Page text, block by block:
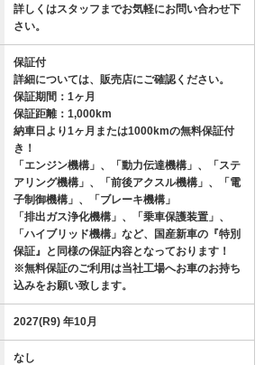
詳しくはスタッフまでお気軽にお問い合わせ下
さい。
保証付
詳細については、販売店にご確認ください。
保証期間：1ヶ月
保証距離：1,000km
納車日より1ヶ月または1000kmの無料保証付
き！
「エンジン機構」、「動力伝達機構」、「ステ
アリング機構」、「前後アクスル機構」、「電
子制御機構」、「ブレーキ機構」
「排出ガス浄化機構」、「乗車保護装置」、
「ハイブリッド機構」など、国産新車の『特別
保証』と同様の保証内容となっております！
※無料保証のご利用は当社工場へお車のお持ち
込みをお願い致します。
2027(R9) 年10月
なし